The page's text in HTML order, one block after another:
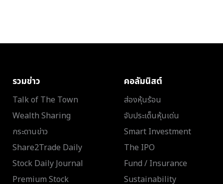
รวมข่าว
Talk of The Town
Wealth Sharing
กระดานข่าว
Share2Trade Daily
Stock Daily Journal
Premium Stock
คอลัมนิสต์
ส่องหุ้นร้อน
จับประเด็นหุ้นเด่น
Smart Investment
The IPO
Fund / Insurance
Sustainability